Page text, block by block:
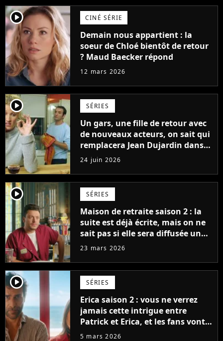
player2 CINÉ SÉRIE
Demain nous appartient : la
soeur de Chloé bientôt de retour
? Maud Baecker répond
12 mars 2026
player2 SÉRIES
Un gars, une fille de retour avec
de nouveaux acteurs, on sait qui
remplacera Jean Dujardin dans
la nouvelle série
24 juin 2026
player2 SÉRIES
Maison de retraite saison 2 : la
suite est déjà écrite, mais on ne
sait pas si elle sera diffusée un
jour
23 mars 2026
player2 SÉRIES
Erica saison 2 : vous ne verrez
jamais cette intrigue entre
Patrick et Erica, et les fans vont
souffler
5 mars 2026